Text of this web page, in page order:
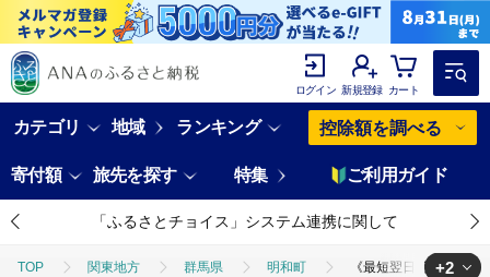
ログイン 新規登録 カート
カテゴリ 地域 ランキング 控除額を調べる
寄付額 旅先を探す 特集 ご利用ガイド
「ふるさとチョイス」システム連携に関して
TOP 関東地方 群馬県 明和町 《最短翌日発送》サ
+2